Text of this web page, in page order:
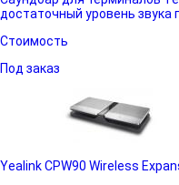
достаточный уровень звука
Стоимость
Под заказ
Yealink CPW90 Wireless